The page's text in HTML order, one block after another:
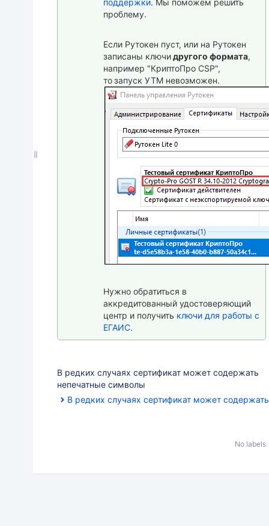
проблему.
Если Рутокен пуст, или на Рутокен
записаны ключидругого формата,
например "КриптоПро CSP",
тозапуск УТМ невозможен.
Нужно обратиться в
аккредитованный удостоверяющий
центр и получить ключи для работы с
ЕГАИС.
В редких случаях сертификат может содержать
непечатные символы
В редких случаях сертификат может
No labels